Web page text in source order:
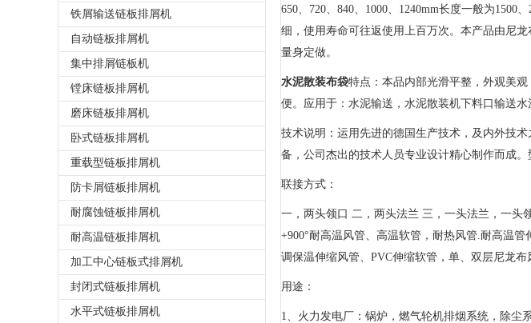
铁屑输送链板排屑机
自动链板排屑机
集中排屑链板机
镗床链板排屑机
磨床链板排屑机
卧式链板排屑机
重载型链板排屑机
防卡屑链板排屑机
耐腐蚀链板排屑机
耐高温链板排屑机
加工中心链板式排屑机
封闭式链板排屑机
水平式链板排屑机
650、720、840、1000、1240mm长度一般为1500
细，使用寿命可往返使用上百万次。本产品由尼
量身定做。
水泥散装布袋特点：本品内部光滑平整，外观美
便。应用于：水泥输送，水泥散装机下料口输送水
技术说明：运用先进的德国生产技术，及内外技
备，公司杰出的技术人员专业设计精心制作而成。
联接方式：
一，两头领口 二，两头法兰 三，一头法兰，一头
+900°耐高温风管、高温软管，耐热风管.耐高温
调保温伸缩风管、PVC伸缩软管，单、双层尼龙
用途：
1、火力发电厂：锅炉，燃气轮机排烟系统，除尘系